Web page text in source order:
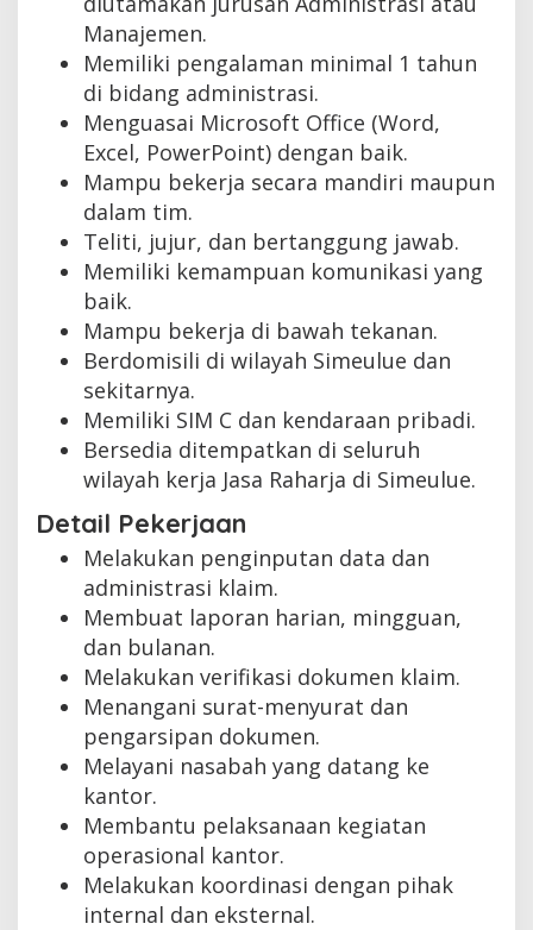
Manajemen.
Memiliki pengalaman minimal 1 tahun
di bidang administrasi.
Menguasai Microsoft Office (Word,
Excel, PowerPoint) dengan baik.
Mampu bekerja secara mandiri maupun
dalam tim.
Teliti, jujur, dan bertanggung jawab.
Memiliki kemampuan komunikasi yang
baik.
Mampu bekerja di bawah tekanan.
Berdomisili di wilayah Simeulue dan
sekitarnya.
Memiliki SIM C dan kendaraan pribadi.
Bersedia ditempatkan di seluruh
wilayah kerja Jasa Raharja di Simeulue.
Detail Pekerjaan
Melakukan penginputan data dan
administrasi klaim.
Membuat laporan harian, mingguan,
dan bulanan.
Melakukan verifikasi dokumen klaim.
Menangani surat-menyurat dan
pengarsipan dokumen.
Melayani nasabah yang datang ke
kantor.
Membantu pelaksanaan kegiatan
operasional kantor.
Melakukan koordinasi dengan pihak
internal dan eksternal.